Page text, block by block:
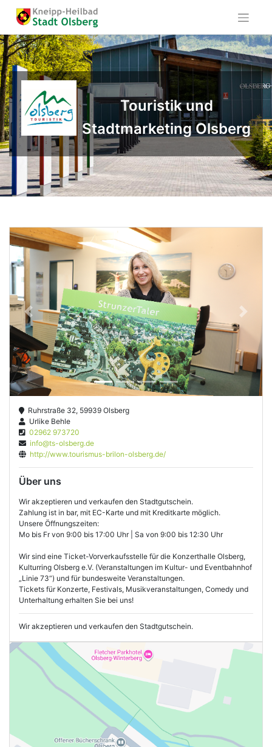
content
Touristik und
Stadtmarketing Olsberg
Previous Next
Ruhrstraße 32, 59939 Olsberg
Urlike Behle
02962 973720
info@ts-olsberg.de
http://www.tourismus-brilon-olsberg.de/
Über uns
Wir akzeptieren und verkaufen den Stadtgutschein.
Zahlung ist in bar, mit EC-Karte und mit Kreditkarte möglich.
Unsere Öffnungszeiten:
Mo bis Fr von 9:00 bis 17:00 Uhr | Sa von 9:00 bis 12:30 Uhr
Wir sind eine Ticket-Vorverkaufsstelle für die Konzerthalle Olsberg,
Kulturring Olsberg e.V. (Veranstaltungen im Kultur- und Eventbahnhof
„Linie 73“) und für bundesweite Veranstaltungen.
Tickets für Konzerte, Festivals, Musikveranstaltungen, Comedy und
Unterhaltung erhalten Sie bei uns!
Wir akzeptieren und verkaufen den Stadtgutschein.